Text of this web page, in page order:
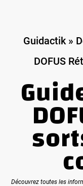
Guidactik»
DOFUS
Découvrez toutes les